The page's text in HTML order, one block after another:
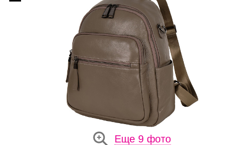
Еще 9 фото